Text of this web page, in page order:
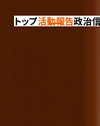
トップ活動報告政治